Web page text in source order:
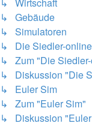
↳ Gebäude
↳ Simulatoren
↳ Die Siedler-
↳ Zum "Die
↳ Diskussion "Die
↳ Euler Sim
↳ Zum "Euler Sim"
↳ Diskussion